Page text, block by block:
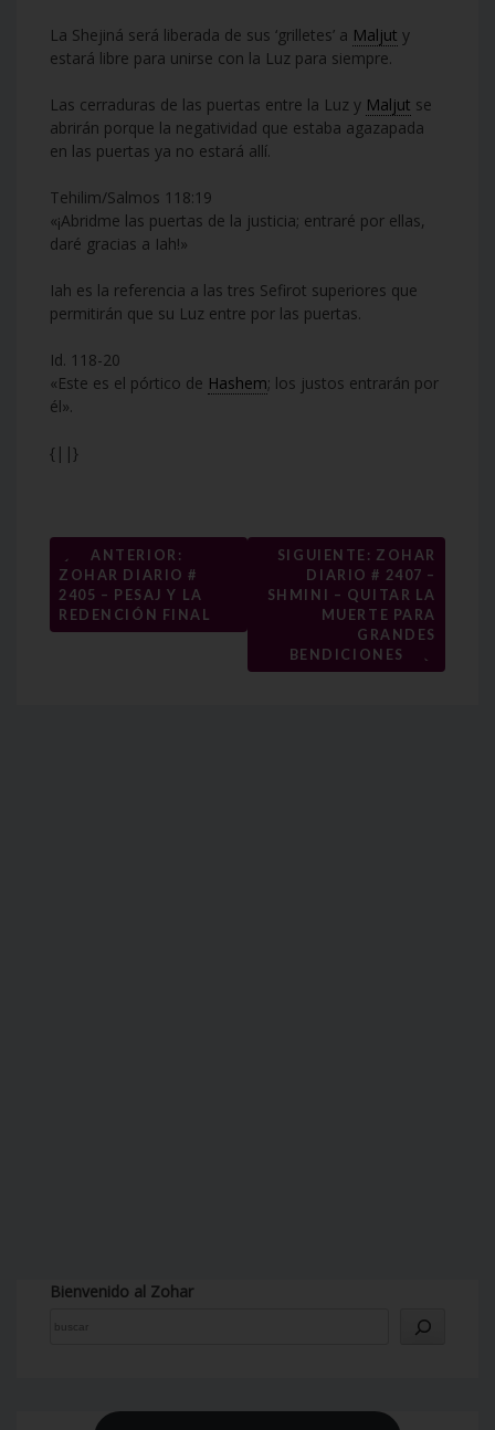
La Shejiná será liberada de sus ‘grilletes’ a Maljut y
estará libre para unirse con la Luz para siempre.
Las cerraduras de las puertas entre la Luz y Maljut se
abrirán porque la negatividad que estaba agazapada
en las puertas ya no estará allí.
Tehilim/Salmos 118:19
«¡Abridme las puertas de la justicia; entraré por ellas,
daré gracias a Iah!»
Iah es la referencia a las tres Sefirot superiores que
permitirán que su Luz entre por las puertas.
Id. 118-20
«Este es el pórtico de Hashem; los justos entrarán por
él».
{||}
Navegación
de
entradas
←
ANTERIOR:
ZOHAR DIARIO #
2405 – PESAJ Y LA
REDENCIÓN FINAL
SIGUIENTE: ZOHAR
DIARIO # 2407 –
SHMINI – QUITAR LA
MUERTE PARA
GRANDES
BENDICIONES
→
Bienvenido al Zohar